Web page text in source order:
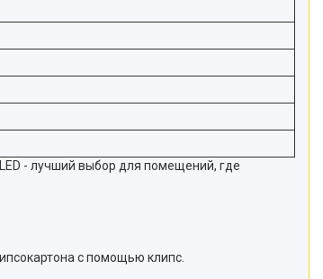
- лучший выбор для помещений, где
с помощью клипс.